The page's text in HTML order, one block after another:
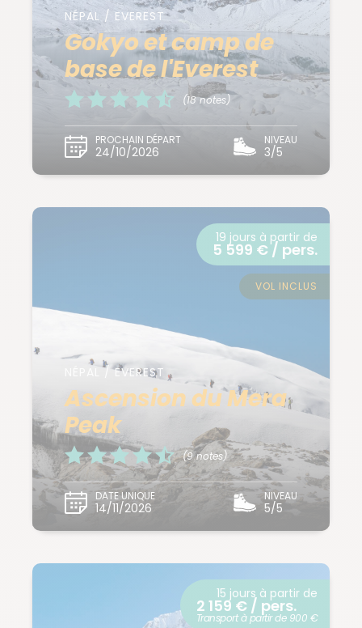
NÉPAL / EVEREST
Gokyo et camp de
base de l'Everest
(18 notes)
PROCHAIN DÉPART
24/10/2026
NIVEAU
3/5
NÉPAL / EVEREST
Ascension du Mera
Peak
(9 notes)
DATE UNIQUE
14/11/2026
NIVEAU
5/5
19 jours à partir de
5 599 € / pers.
VOL INCLUS
15 jours à partir de
2 159 € / pers.
Transport à partir de 900 €